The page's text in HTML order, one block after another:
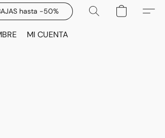
hasta -50%
MI CUENTA